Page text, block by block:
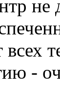
всех
-